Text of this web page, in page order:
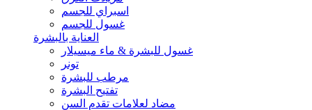
اسبراي للجسم
غسول للجسم
العناية بالبشرة
غسول للبشرة & ماء ميسيلار
تونر
مرطب للبشرة
تفتيح البشرة
مضاد لعلامات تقدم السن